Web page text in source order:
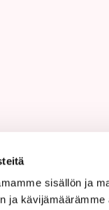
sisällön ja
ja